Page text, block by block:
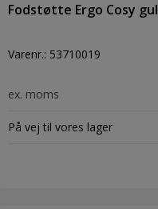
Fodstøtte Ergo Cosy gul
Varenr.: 53710019
ex. moms
På vej til vores lager